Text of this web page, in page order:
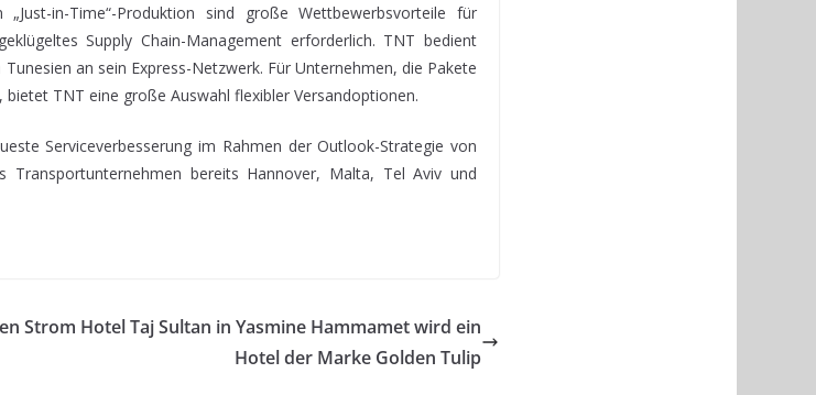
in-Time“-Produktion sind große Wettbewerbsvorteile für
Supply Chain-Management erforderlich. TNT bedient
an sein Express-Netzwerk. Für Unternehmen, die Pakete
TNT eine große Auswahl flexibler Versandoptionen.
Serviceverbesserung im Rahmen der Outlook-Strategie von
bereits Hannover, Malta, Tel Aviv und
Strom Hotel Taj Sultan in Yasmine Hammamet wird ein
Hotel der Marke Golden Tulip